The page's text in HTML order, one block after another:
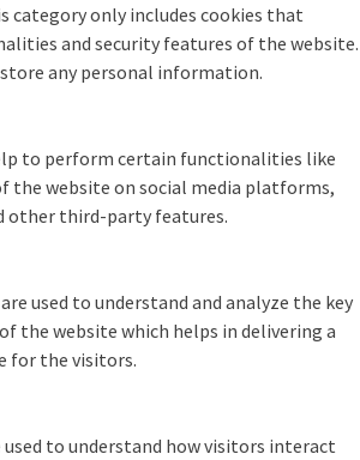
category only includes cookies that
and security features of the website.
any personal information.
to perform certain functionalities like
the website on social media platforms,
other third-party features.
used to understand and analyze the key
the website which helps in delivering a
for the visitors.
to understand how visitors interact